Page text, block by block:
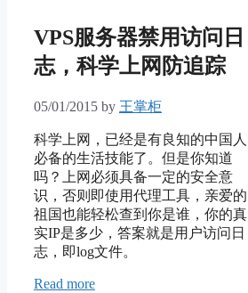
VPS服务器禁用访问日
志，科学上网防追踪
05/01/2015 by 王掌柜
科学上网，已经是有良知的中国人
必备的生活技能了。但是你知道
吗？上网必须具备一定的安全意
识，否则即使用代理工具，亲爱的
祖国也能轻松查到你是谁，你的真
实IP是多少，答案就是用户访问日
志，即log文件。
Read more